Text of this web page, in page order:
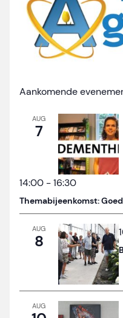
Aankomende
AUG
7
14:00 -16:30
Themabijeenkomst:
AUG
8
AUG